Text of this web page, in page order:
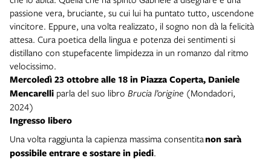
passione vera, bruciante, su cui lui ha puntato tutto, uscendone
vincitore. Eppure, una volta realizzato, il sogno non dà la felicità
attesa. Cura poetica della lingua e potenza dei sentimenti si
distillano con stupefacente limpidezza in un romanzo dal ritmo
velocissimo.
Mercoledì 23 ottobrealle 18 in Piazza Coperta, Daniele
Mencarelli parla del suo libro Brucia l’origine (Mondadori,
2024)
Ingresso libero
Una volta raggiunta la capienza massima consentitanon sarà
possibile entrare e sostare in piedi.